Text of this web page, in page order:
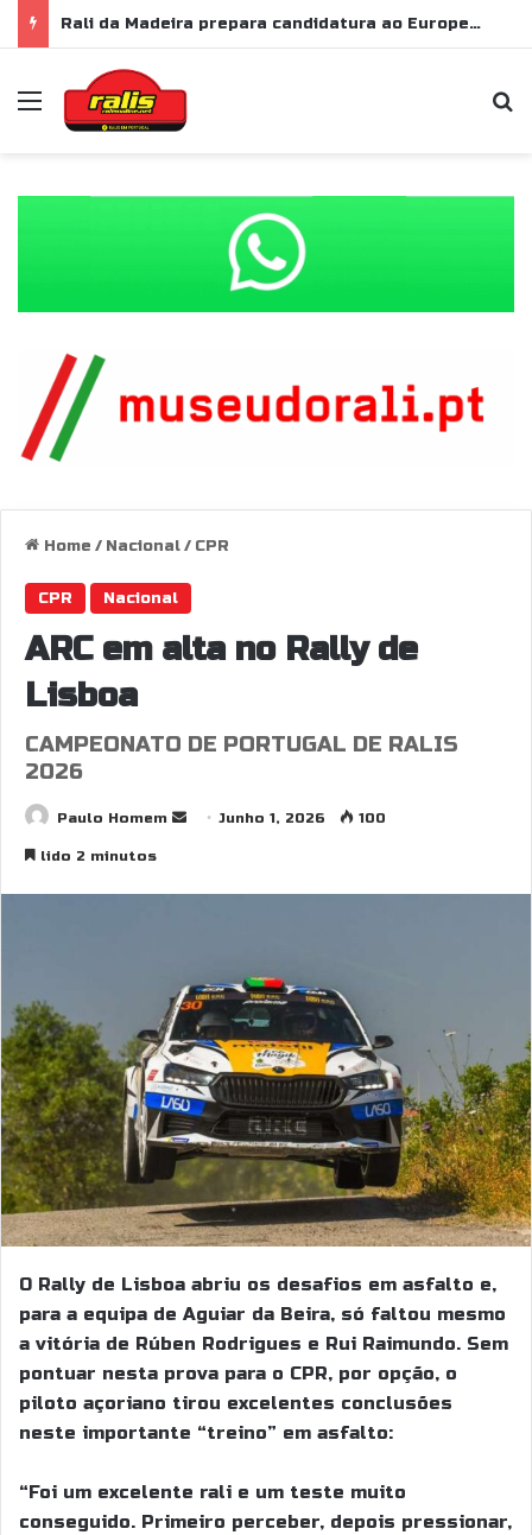
Rali da Madeira prepara candidatura ao Europeu de Ralis para 2028
Menu
Home / Nacional/ CPR
CPR Nacional
ARC em alta no Rally de
Lisboa
CAMPEONATO DE PORTUGAL DE RALIS
2026
Paulo Homem
SendJunho 1, 2026 100
lido 2 minutos
O Rally de Lisboa abriu os desafios em asfalto e,
para a equipa de Aguiar da Beira, só faltou mesmo
a vitória de Rúben Rodrigues e Rui Raimundo. Sem
pontuar nesta prova para o CPR, por opção, o
piloto açoriano tirou excelentes conclusões
neste importante “treino” em asfalto:
“Foi um excelente rali e um teste muito
conseguido. Primeiro perceber, depois pressionar,